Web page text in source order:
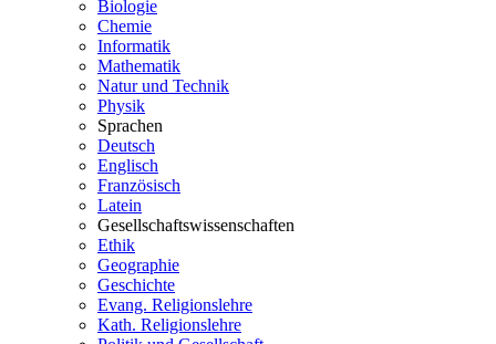
Biologie
Chemie
Informatik
Mathematik
Natur und Technik
Physik
Sprachen
Deutsch
Englisch
Französisch
Latein
Gesellschaftswissenschaften
Ethik
Geographie
Geschichte
Evang. Religionslehre
Kath. Religionslehre